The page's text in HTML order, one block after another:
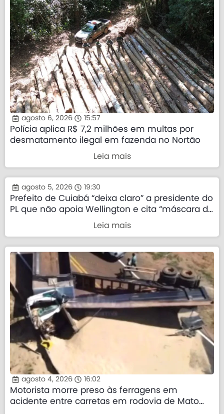
agosto 6, 2026 15:57
Polícia aplica R$ 7,2 milhões em multas por
desmatamento ilegal em fazenda no Nortão
Leia mais
agosto 5, 2026 19:30
Prefeito de Cuiabá “deixa claro” a presidente do
PL que não apoia Wellington e cita “máscara da
Leia mais
agosto 4, 2026 16:02
Motorista morre preso às ferragens em
acidente entre carretas em rodovia de Mato